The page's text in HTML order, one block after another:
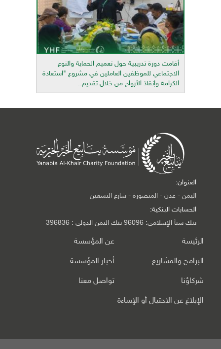
أقامت دورة تدريبية حول تعميم الحماية والنوع
الاجتماعي للموظفين العاملين في مشروع "استعادة
الكرامة وإنقاذ الأرواح من خلال تقديم..
العنوان:
اليمن - عدن - المنصورة - شارع التسعين
الحسابات البنكية:
بنك سبأ الإسلامي: 96096 بنك اليمن الدولي : 396836
الرئيسة عن المؤسسة
البرامج والمشاريع أخبار المؤسسة
شركاؤنا تواصل معنا
الإبلاغ عن الاحتيال أو الإساءة